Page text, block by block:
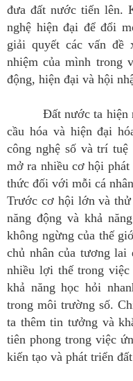
đưa đất nước tiến lên.
nghệ hiện đại để đổi
giải quyết các vấn đề
nhiệm của mình trong
động, hiện đại và hội
Đất nước ta hiện
cầu hóa và hiện đại
công nghệ số và trí
mở ra nhiều cơ hội
thức đối với mỗi cá
Trước cơ hội lớn và
năng động và khả
không ngừng của thế
chủ nhân của tương
nhiều lợi thế trong
khả năng học hỏi
trong môi trường số.
ta thêm tin tưởng và
tiên phong trong việc
kiến tạo và phát triển